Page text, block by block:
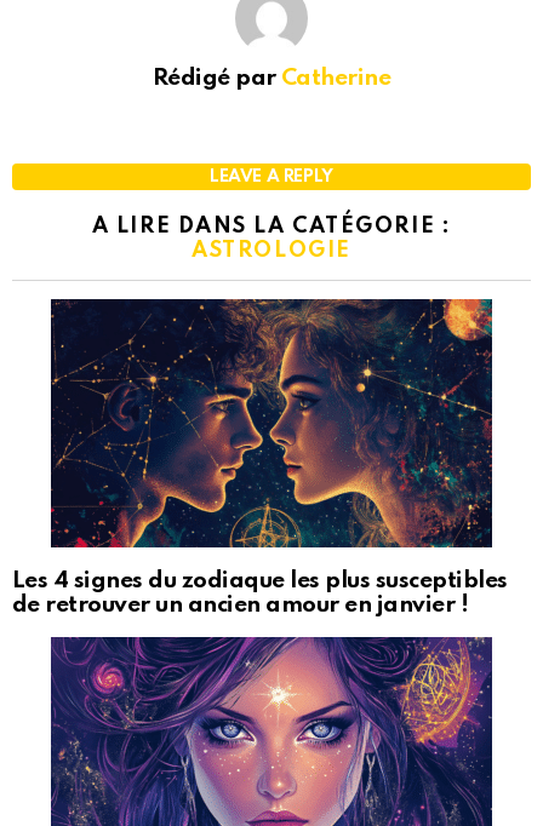
Rédigé par Catherine
LEAVE A REPLY
A LIRE DANS LA CATÉGORIE :
ASTROLOGIE
Les 4 signes du zodiaque les plus susceptibles
de retrouver un ancien amour en janvier !